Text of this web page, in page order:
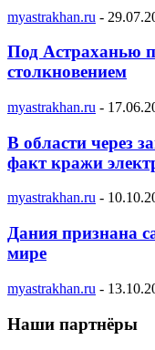
myastrakhan.ru -
Под Астраханью
столкновением
myastrakhan.ru -
В области через
факт кражи
myastrakhan.ru -
Дания признана
мире
myastrakhan.ru -
Наши партнёры